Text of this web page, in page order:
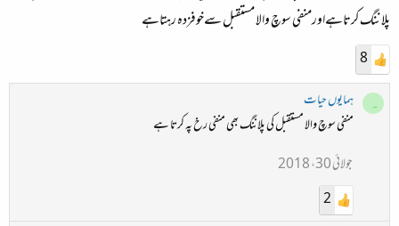
پلاننگ کرتاہےاورمنفی سوچ والا مستقبل سےخوفزدہ رہتاہے
8
ہمایوں حیات
منفی سوچ والا مستقبل کی پلاننگ بھی منفی رخ پہ کرتا ہے
جولائی 30، 2018
2